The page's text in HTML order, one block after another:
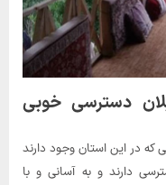
دسترسی خوبی
که در این استان وجود دارند
دارند و به آسانی و با